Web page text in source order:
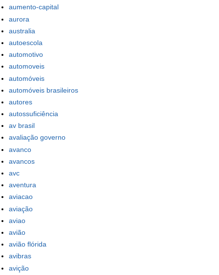
aumento-capital
aurora
australia
autoescola
automotivo
automoveis
automóveis
automóveis brasileiros
autores
autossuficiência
av brasil
avaliação governo
avanco
avancos
avc
aventura
aviacao
aviação
aviao
avião
avião flórida
avibras
avição